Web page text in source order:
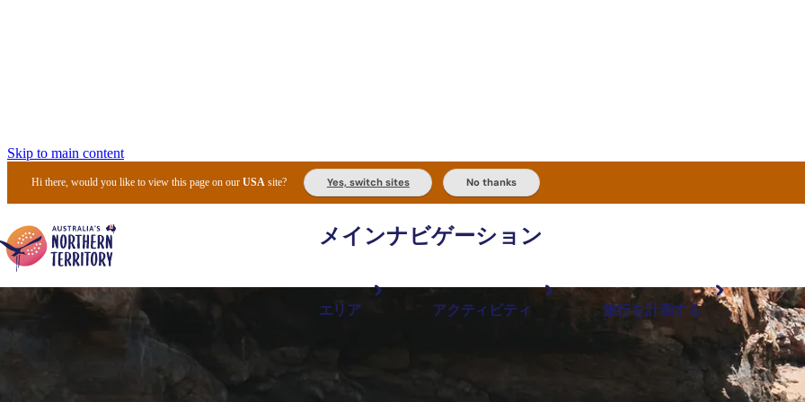
Skip to main content
Hi there, would you like to view this page on ourUSA site? Yes, switch sites No thanks
メインナビゲーション
エリア
アウトバックとアウトドア 地域ごとに散
アクティビティ
現地でしたいこと
旅行を計画する
実用的な情報 計画ツール